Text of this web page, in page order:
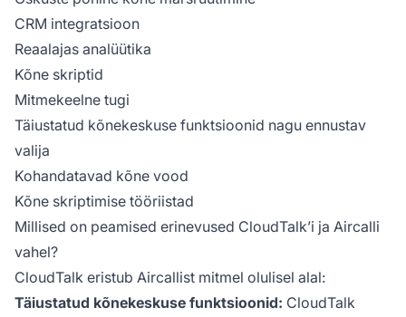
CRM integratsioon
Reaalajas analüütika
Kõne skriptid
Mitmekeelne tugi
Täiustatud kõnekeskuse funktsioonid nagu ennustav
valija
Kohandatavad kõne vood
Kõne skriptimise tööriistad
Millised on peamised erinevused CloudTalk’i ja Aircalli
vahel?
CloudTalk eristub Aircallist mitmel olulisel alal:
Täiustatud kõnekeskuse funktsioonid: CloudTalk